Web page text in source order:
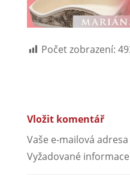
Počet zobrazení:
Vložit komentář
Vaše e-mailová
Vyžadované